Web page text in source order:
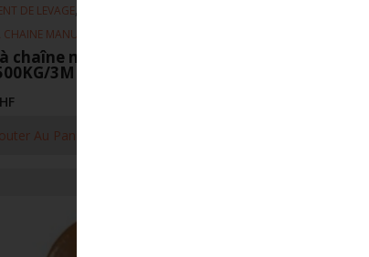
DE LEVAGE,
MANUEL
chaîne manuel REMA
3M
Au Panier